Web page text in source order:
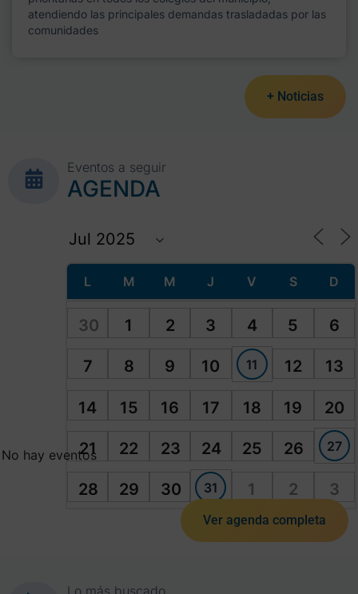
atendiendo las principales demandas trasladadas por las
comunidades
+ Noticias
Eventos a seguir
AGENDA
L M M J V S D
30 1 2 3 4 5 6
7 8 9 10 11 12 13
14 15 16 17 18 19 20
21 22 23 24 25 26 27
28 29 30 31 1 2 3
No hay eventos
Ver agenda completa
Lo más buscado